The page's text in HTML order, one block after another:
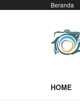
Beranda
HOME